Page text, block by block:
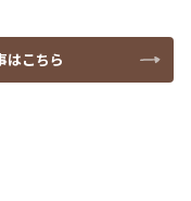
はこちら